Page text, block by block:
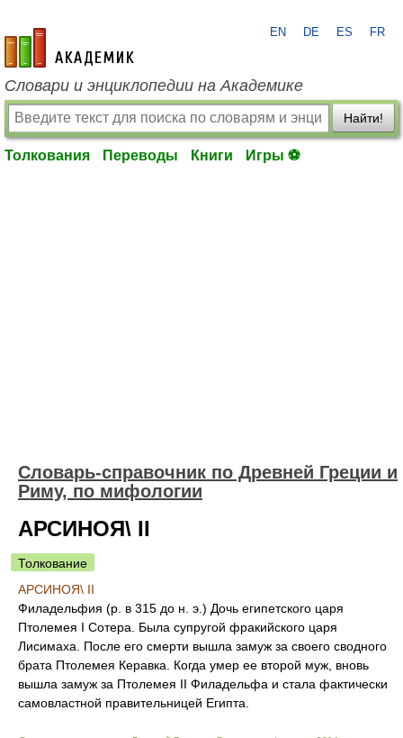
academic.ru
EN DE ES FR
Словари и энциклопедии на Академике
Найти!
Толкования Переводы Книги Игры ⚽
Cловарь-справочник по Древней Греции и
Риму, по мифологии
АРСИНОЯ\ II
Толкование
АРСИНОЯ\ II
Филадельфия (р. в 315 до н. э.) Дочь египетского царя
Птолемея I Сотера. Была супругой фракийского царя
Лисимаха. После его смерти вышла замуж за своего сводного
брата Птолемея Керавка. Когда умер ее второй муж, вновь
вышла замуж за Птолемея II Филадельфа и стала фактически
самовластной правительницей Египта.